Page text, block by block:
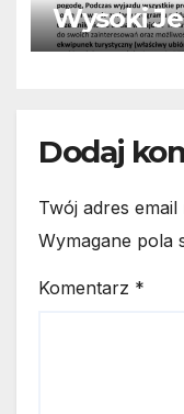
Wysoki
Dodaj
Twój adres
Wymagane pola
Komentarz *